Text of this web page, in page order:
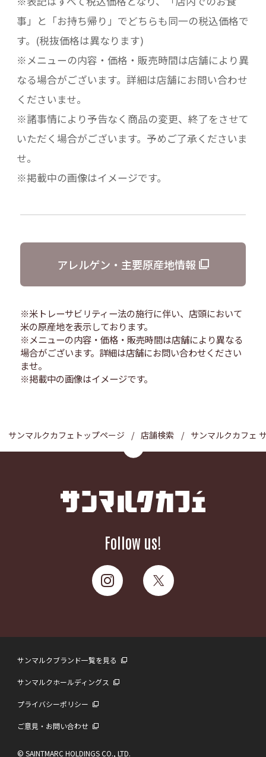
事」と「お持ち帰り」でどちらも同一の税込価格で
す。(税抜価格は異なります)
※メニューの内容・価格・販売時間は店舗により異
なる場合がございます。詳細は店舗にお問い合わせ
くださいませ。
※諸事情により予告なく商品の変更、終了をさせて
いただく場合がございます。予めご了承くださいま
せ。
※掲載中の画像はイメージです。
アレルゲン・主要原産地情報
※米トレーサビリティー法の施行に伴い、店頭において
米の原産地を表示しております。
※メニューの内容・価格・販売時間は店舗により異なる
場合がございます。詳細は店舗にお問い合わせください
ませ。
※掲載中の画像はイメージです。
サンマルクカフェトップページ 店舗検索 サンマルクカフェ
Follow us!
サンマルクブランド一覧を見る
サンマルクホールディングス
プライバシーポリシー
ご意見・お問い合わせ
© SAINTMARC HOLDINGS CO., LTD.